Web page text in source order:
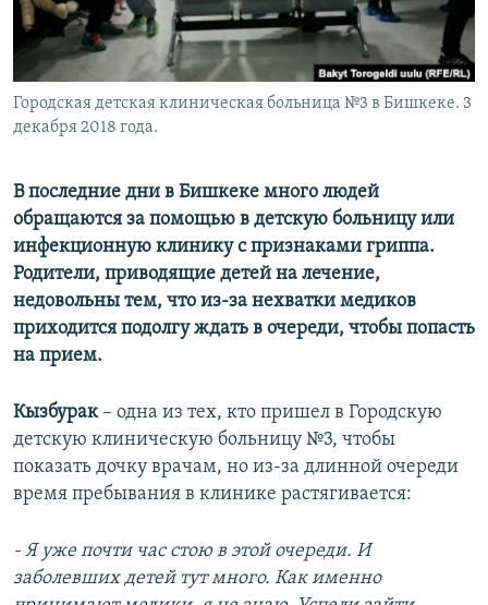
Городская детская клиническая больница №3 в Бишкеке. 3
декабря 2018 года.
В последние дни в Бишкеке много людей
обращаются за помощью в детскую больницу или
инфекционную клинику с признаками гриппа.
Родители, приводящие детей на лечение,
недовольны тем, что из-за нехватки медиков
приходится подолгу ждать в очереди, чтобы попасть
на прием.
Кызбурак– одна из тех, кто пришел в Городскую
детскую клиническую больницу №3, чтобы
показать дочку врачам, но из-за длинной очереди
время пребывания в клинике растягивается:
- Я уже почти час стою в этой очереди. И
заболевших детей тут много. Как именно